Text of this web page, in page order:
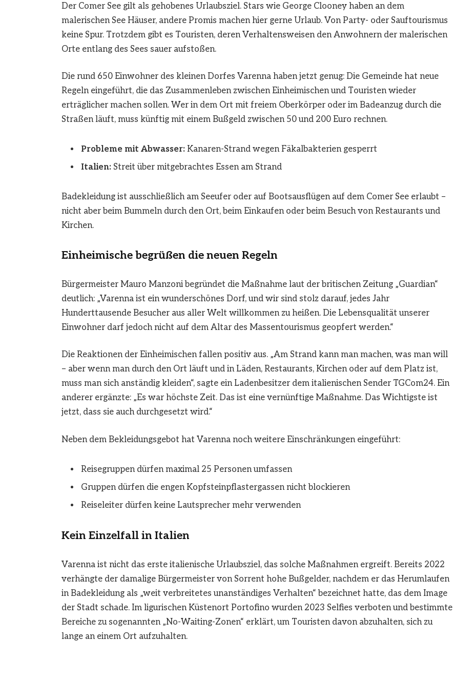
Der Comer Seegilt als gehobenes Urlaubsziel. Stars wie George Clooneyhaben an dem
malerischen See Häuser, andere Promis machen hier gerne Urlaub. Von Party- oder Sauftourismus
keine Spur. Trotzdem gibt es Touristen, deren Verhaltensweisen den Anwohnern der malerischen
Orte entlang des Sees sauer aufstoßen.
Die rund 650 Einwohner des kleinen Dorfes Varenna haben jetzt genug: Die Gemeinde hat neue
Regeln eingeführt, die das Zusammenleben zwischen Einheimischen und Touristen wieder
erträglicher machen sollen. Wer in dem Ort mit freiem Oberkörper oder im Badeanzug durch die
Straßen läuft, muss künftig mit einem Bußgeld zwischen 50 und 200 Euro rechnen.
Probleme mit Abwasser: Kanaren-Strand wegen Fäkalbakterien gesperrt
Italien: Streit über mitgebrachtes Essen am Strand
Badekleidung ist ausschließlich am Seeufer oder auf Bootsausflügen auf dem Comer See erlaubt –
nicht aber beim Bummeln durch den Ort, beim Einkaufen oder beim Besuch von Restaurants und
Kirchen.
Einheimische begrüßen die neuen Regeln
Bürgermeister Mauro Manzoni begründet die Maßnahme laut der britischen Zeitung „Guardian“
deutlich: „Varenna ist ein wunderschönes Dorf, und wir sind stolz darauf, jedes Jahr
Hunderttausende Besucher aus aller Welt willkommen zu heißen. Die Lebensqualität unserer
Einwohner darf jedoch nicht auf dem Altar des Massentourismus geopfert werden.“
Die Reaktionen der Einheimischen fallen positiv aus. „Am Strand kann man machen, was man will
– aber wenn man durch den Ort läuft und in Läden, Restaurants, Kirchen oder auf dem Platz ist,
muss man sich anständig kleiden“, sagte ein Ladenbesitzer dem italienischen Sender TGCom24. Ein
anderer ergänzte: „Es war höchste Zeit. Das ist eine vernünftige Maßnahme. Das Wichtigste ist
jetzt, dass sie auch durchgesetzt wird.“
Neben dem Bekleidungsgebot hat Varenna noch weitere Einschränkungen eingeführt:
Reisegruppen dürfen maximal 25 Personen umfassen
Gruppen dürfen die engen Kopfsteinpflastergassen nicht blockieren
Reiseleiter dürfen keine Lautsprecher mehr verwenden
Kein Einzelfall in Italien
Varenna ist nicht das erste italienische Urlaubsziel, das solche Maßnahmen ergreift. Bereits 2022
verhängte der damalige Bürgermeister von Sorrent hohe Bußgelder, nachdem er das Herumlaufen
in Badekleidung als „weit verbreitetes unanständiges Verhalten“ bezeichnet hatte, das dem Image
der Stadt schade. Im ligurischen Küstenort Portofino wurden 2023 Selfies verbotenund bestimmte
Bereiche zu sogenannten „No-Waiting-Zonen“ erklärt, um Touristen davon abzuhalten, sich zu
lange an einem Ort aufzuhalten.